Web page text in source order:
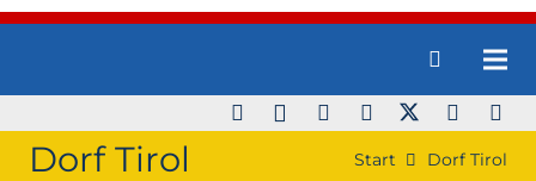
Dorf Tirol Start Dorf Tirol